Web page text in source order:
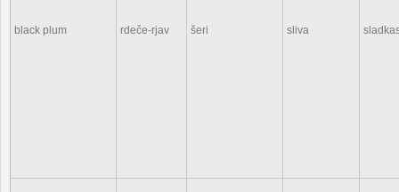
black plum rdeče-rjav šeri sliva